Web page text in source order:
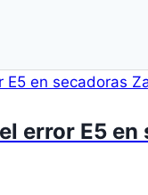
error E5 en